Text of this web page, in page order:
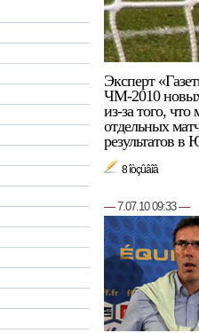
Эксперт
ЧМ-2010 новых
из-за того, что
отдельных
результатов в
8 îòçûâîâ
—7.07.10 09:33—